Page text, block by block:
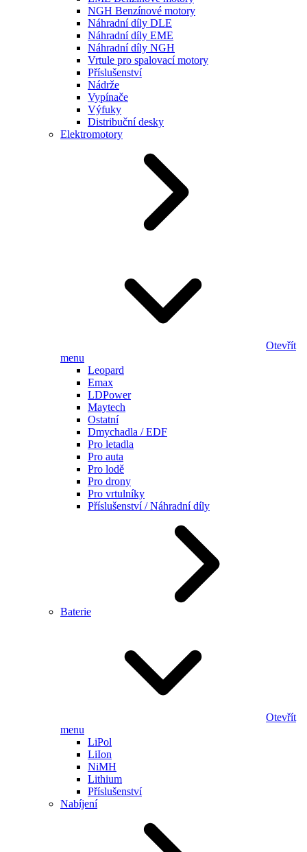
NGH Benzínové motory
Náhradní díly DLE
Náhradní díly EME
Náhradní díly NGH
Vrtule pro spalovací motory
Příslušenství
Nádrže
Vypínače
Výfuky
Distribuční desky
Elektromotory
Otevřít
menu
Leopard
Emax
LDPower
Maytech
Ostatní
Dmychadla / EDF
Pro letadla
Pro auta
Pro lodě
Pro drony
Pro vrtulníky
Příslušenství / Náhradní díly
Baterie
Otevřít
menu
LiPol
LiIon
NiMH
Lithium
Příslušenství
Nabíjení